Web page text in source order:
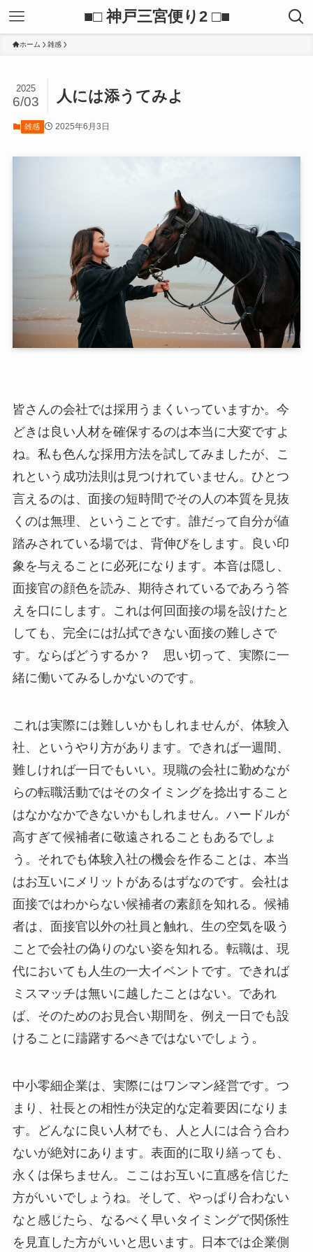
■□ 神戸三宮便り2 □■
ホーム 雑感
人には添うてみよ
2025
6/03
雑感 2025年6月3日
皆さんの会社では採用うまくいっていますか。今
どきは良い人材を確保するのは本当に大変ですよ
ね。私も色んな採用方法を試してみましたが、こ
れという成功法則は見つけれていません。ひとつ
言えるのは、面接の短時間でその人の本質を見抜
くのは無理、ということです。誰だって自分が値
踏みされている場では、背伸びをします。良い印
象を与えることに必死になります。本音は隠し、
面接官の顔色を読み、期待されているであろう答
えを口にします。これは何回面接の場を設けたと
しても、完全には払拭できない面接の難しさで
す。ならばどうするか？ 思い切って、実際に一
緒に働いてみるしかないのです。
これは実際には難しいかもしれませんが、体験入
社、というやり方があります。できれば一週間、
難しければ一日でもいい。現職の会社に勤めなが
らの転職活動ではそのタイミングを捻出すること
はなかなかできないかもしれません。ハードルが
高すぎて候補者に敬遠されることもあるでしょ
う。それでも体験入社の機会を作ることは、本当
はお互いにメリットがあるはずなのです。会社は
面接ではわからない候補者の素顔を知れる。候補
者は、面接官以外の社員と触れ、生の空気を吸う
ことで会社の偽りのない姿を知れる。転職は、現
代においても人生の一大イベントです。できれば
ミスマッチは無いに越したことはない。であれ
ば、そのためのお見合い期間を、例え一日でも設
けることに躊躇するべきではないでしょう。
中小零細企業は、実際にはワンマン経営です。つ
まり、社長との相性が決定的な定着要因になりま
す。どんなに良い人材でも、人と人には合う合わ
ないが絶対にあります。表面的に取り繕っても、
永くは保ちません。ここはお互いに直感を信じた
方がいいでしょうね。そして、やっぱり合わない
なと感じたら、なるべく早いタイミングで関係性
を見直した方がいいと思います。日本では企業側